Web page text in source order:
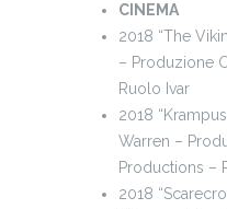
CINEMA
2018 “The
– Produzione
Ruolo Ivar
2018
Warren –
Productions –
2018